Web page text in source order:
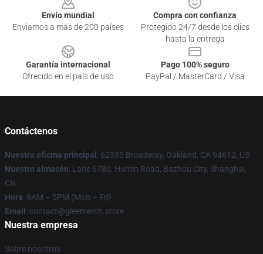
Envío mundial
Enviamos a más de 200 países
Compra con confianza
Protegido 24/7 desde los clics
hasta la entrega
Garantía internacional
Ofrecido en el país de uso
Pago 100% seguro
PayPal / MasterCard / Visa
Contáctenos
Nuestra oficina principal : 62335 Broadway, Oakland, CA 94612, US
Nuestro almacén: Lane 6780, Humin Road, Bazhou City, Shanghai,
CN
Hora: 9AM – 5PM (Mon – Fri)
Email : contact@gleemerch.store
Nuestra empresa
Sobre nosotros